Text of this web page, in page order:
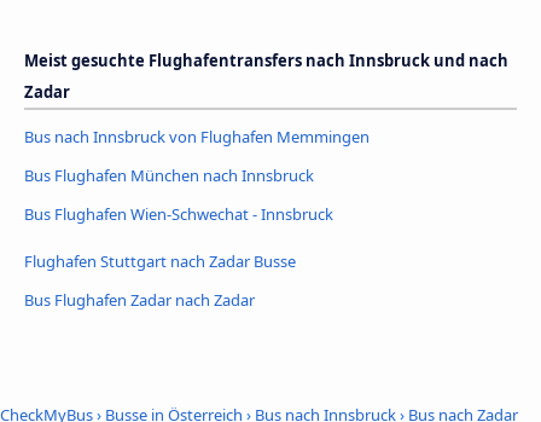
Meist gesuchte Flughafentransfers nach Innsbruck und nach
Zadar
Bus nach Innsbruck von Flughafen Memmingen
Bus Flughafen München nach Innsbruck
Bus Flughafen Wien-Schwechat - Innsbruck
Flughafen Stuttgart nach Zadar Busse
Bus Flughafen Zadar nach Zadar
CheckMyBus› Busse in Österreich › Bus nach Innsbruck› Bus nach Zadar